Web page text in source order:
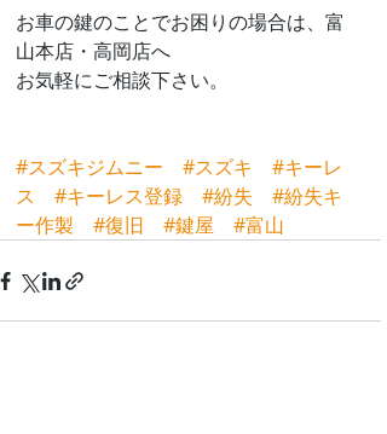
お車の鍵のことでお困りの場合は、富
山本店・高岡店へ
お気軽にご相談下さい。
#スズキジムニー #スズキ
#キーレ
ス
#キーレス登録 #紛失
#紛失キ
ー作製
#復旧 #鍵屋 #富山